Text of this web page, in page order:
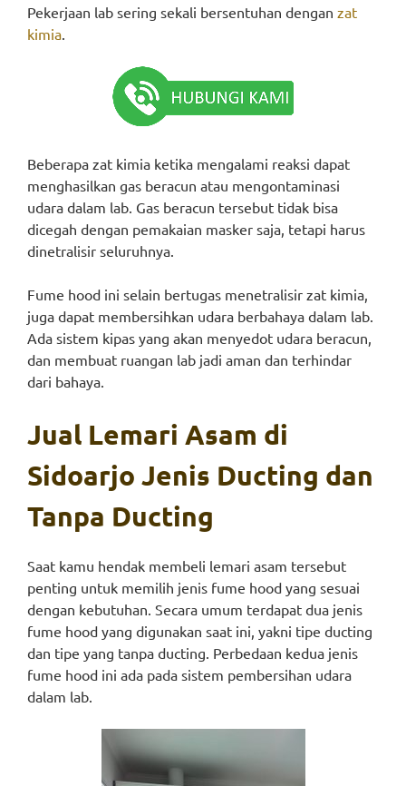
Pekerjaan lab sering sekali bersentuhan dengan zat
kimia.
Beberapa zat kimia ketika mengalami reaksi dapat
menghasilkan gas beracun atau mengontaminasi
udara dalam lab. Gas beracun tersebut tidak bisa
dicegah dengan pemakaian masker saja, tetapi harus
dinetralisir seluruhnya.
Fume hood ini selain bertugas menetralisir zat kimia,
juga dapat membersihkan udara berbahaya dalam lab.
Ada sistem kipas yang akan menyedot udara beracun,
dan membuat ruangan lab jadi aman dan terhindar
dari bahaya.
Jual Lemari Asam di
Sidoarjo Jenis Ducting dan
Tanpa Ducting
Saat kamu hendak membeli lemari asam tersebut
penting untuk memilih jenis fume hood yang sesuai
dengan kebutuhan. Secara umum terdapat dua jenis
fume hood yang digunakan saat ini, yakni tipe ducting
dan tipe yang tanpa ducting. Perbedaan kedua jenis
fume hood ini ada pada sistem pembersihan udara
dalam lab.